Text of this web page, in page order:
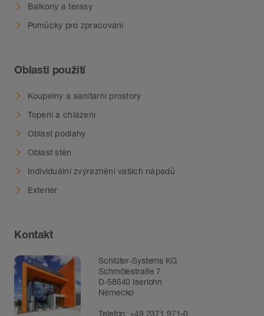
Balkony a terasy
Pomůcky pro zpracování
Oblasti použití
Koupelny a sanitární prostory
Topení a chlazení
Oblast podlahy
Oblast stěn
Individuální zvýraznění vašich nápadů
Exteriér
Kontakt
Schlüter-Systems KG
Schmölestraße 7
D-58640 Iserlohn
Německo
Telefon:+49 2371 971-0